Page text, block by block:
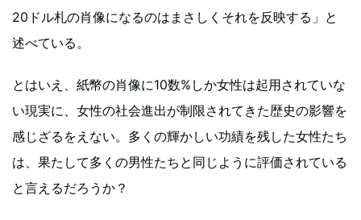
20ドル札の肖像になるのはまさしくそれを反映する」と
述べている。
とはいえ、紙幣の肖像に10数%しか女性は起用されていな
い現実に、女性の社会進出が制限されてきた歴史の影響を
感じざるをえない。多くの輝かしい功績を残した女性たち
は、果たして多くの男性たちと同じように評価されている
と言えるだろうか？